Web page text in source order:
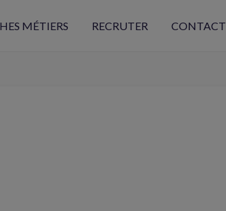
MÉTIERS RECRUTER CONTACT